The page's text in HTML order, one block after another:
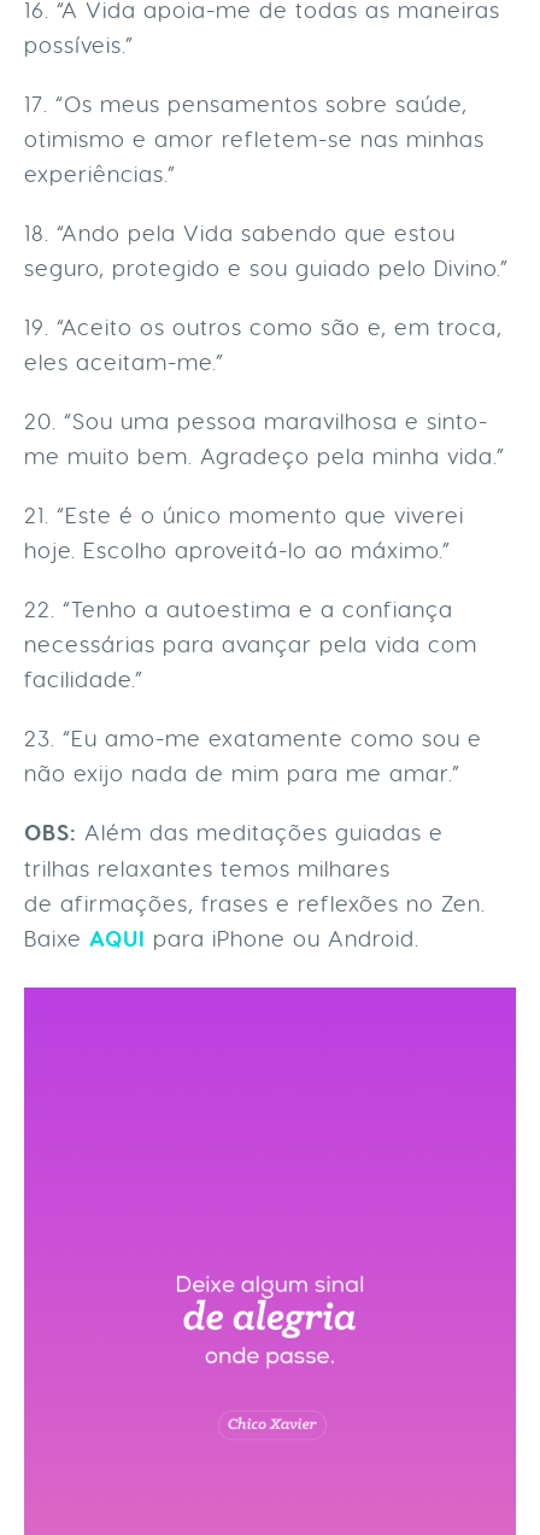
16. “A Vida apoia-me de todas as maneiras
possíveis.”
17. “Os meus pensamentos sobre saúde,
otimismo e amor refletem-se nas minhas
experiências.”
18. “Ando pela Vida sabendo que estou
seguro, protegido e sou guiado pelo Divino.”
19. “Aceito os outros como são e, em troca,
eles aceitam-me.”
20. “Sou uma pessoa maravilhosa e sinto-
me muito bem. Agradeço pela minha vida.”
21. “Este é o único momento que viverei
hoje. Escolho aproveitá-lo ao máximo.”
22. “Tenho a autoestima e a confiança
necessárias para avançar pela vida com
facilidade.”
23. “Eu amo-me exatamente como sou e
não exijo nada de mim para me amar.”
OBS: Além das meditações guiadas e
trilhas relaxantes temos milhares
de afirmações, frases e reflexões no Zen.
Baixe AQUI para iPhone ou Android.